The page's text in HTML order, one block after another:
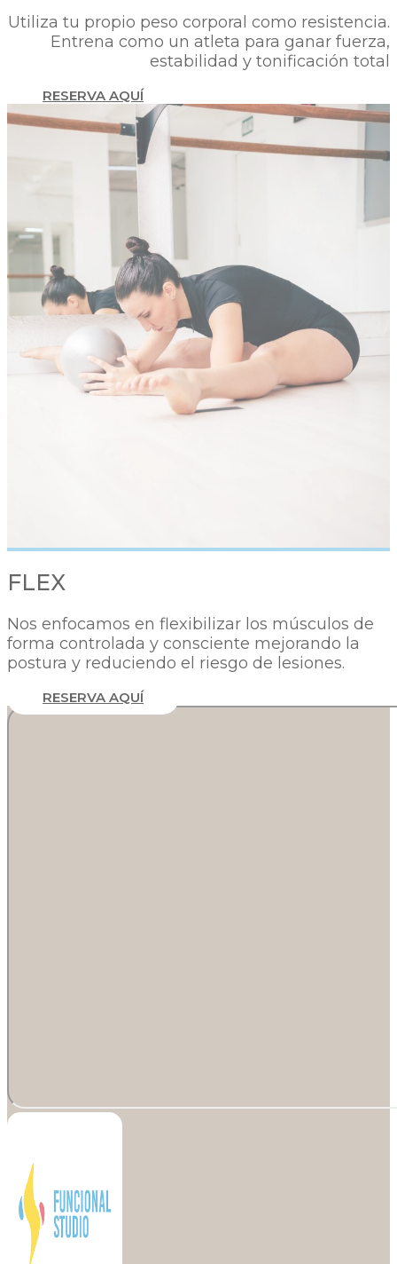
Utiliza tu propio peso corporal como resistencia.
Entrena como un atleta para ganar fuerza,
estabilidad y tonificación total
RESERVA AQUÍ
FLEX
Nos enfocamos en flexibilizar los músculos de
forma controlada y consciente mejorando la
postura y reduciendo el riesgo de lesiones.
RESERVA AQUÍ